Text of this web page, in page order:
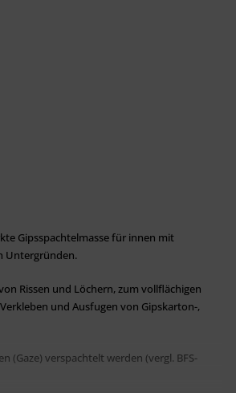
Gipsspachtelmasse für innen mit
Untergründen.
Rissen und Löchern, zum vollflächigen
und Ausfugen von Gipskarton-,
verspachtelt werden (vergl. BFS-